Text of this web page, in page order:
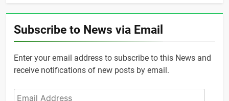
Subscribe to News via Email
Enter your email address to subscribe to this News and
receive notifications of new posts by email.
Email